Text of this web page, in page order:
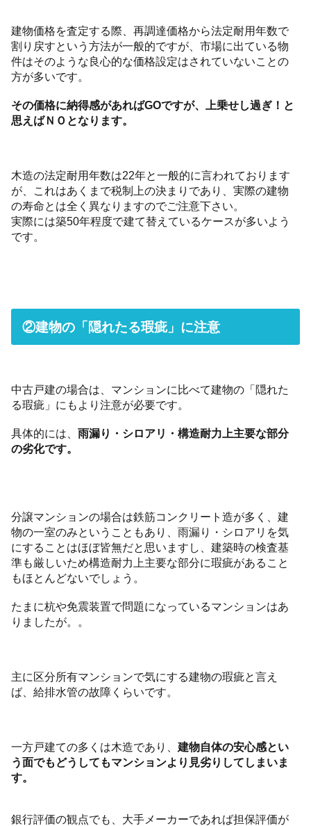
建物価格を査定する際、再調達価格から法定耐用年数で
割り戻すという方法が一般的ですが、市場に出ている物
件はそのような良心的な価格設定はされていないことの
方が多いです。
その価格に納得感があればGOですが、上乗せし過ぎ！と
思えばＮＯとなります。
木造の法定耐用年数は22年と一般的に言われております
が、これはあくまで税制上の決まりであり、実際の建物
の寿命とは全く異なりますのでご注意下さい。
実際には築50年程度で建て替えているケースが多いよう
です。
②建物の「隠れたる瑕疵」に注意
中古戸建の場合は、マンションに比べて建物の「隠れた
る瑕疵」にもより注意が必要です。
具体的には、雨漏り・シロアリ・構造耐力上主要な部分
の劣化です。
分譲マンションの場合は鉄筋コンクリート造が多く、建
物の一室のみということもあり、雨漏り・シロアリを気
にすることはほぼ皆無だと思いますし、建築時の検査基
準も厳しいため構造耐力上主要な部分に瑕疵があること
もほとんどないでしょう。
たまに杭や免震装置で問題になっているマンションはあ
りましたが。。
主に区分所有マンションで気にする建物の瑕疵と言え
ば、給排水管の故障くらいです。
一方戸建ての多くは木造であり、建物自体の安心感とい
う面でもどうしてもマンションより見劣りしてしまいま
す。
銀行評価の観点でも、大手メーカーであれば担保評価が